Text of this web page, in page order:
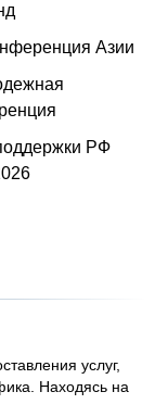
Азии
РФ
услуг,
Находясь на